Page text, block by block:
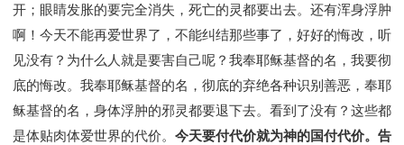
开；眼睛发胀的要完全消失，死亡的灵都要出去。还有浑身浮肿
啊！今天不能再爱世界了，不能纠结那些事了，好好的悔改，听
见没有？为什么人就是要害自己呢？我奉耶稣基督的名，我要彻
底的悔改。我奉耶稣基督的名，彻底的弃绝各种识别善恶，奉耶
稣基督的名，身体浮肿的邪灵都要退下去。看到了没有？这些都
是体贴肉体爱世界的代价。 今天要付代价就为神的国付代价。告